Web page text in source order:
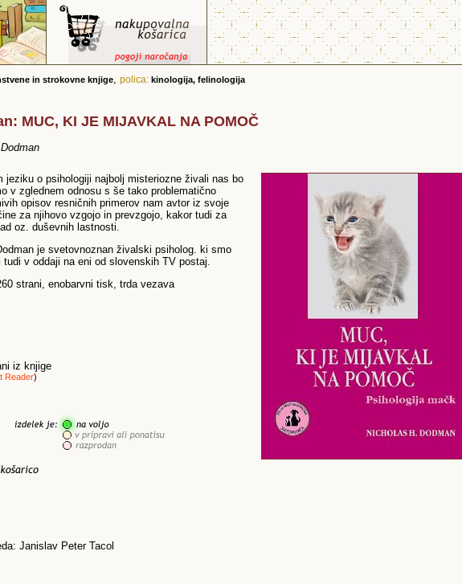
in strokovne knjige, polica: kinologija, felinologija
MUC, KI JE MIJAVKAL NA POMOČ
jeziku o psihologiji najbolj misteriozne živali nas bo
v zglednem odnosu s še tako problematično
opisov resničnih primerov nam avtor iz svoje
za njihovo vzgojo in prevzgojo, kakor tudi za
oz. duševnih lastnosti.
je svetovnoznan živalski psiholog. ki smo
v oddaji na eni od slovenskih TV postaj.
strani, enobarvni tisk, trda vezava
iz knjige
Reader)
Janislav Peter Tacol